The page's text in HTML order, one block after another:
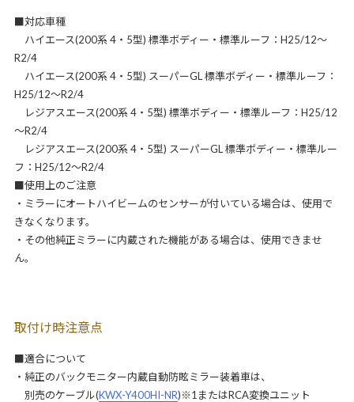
■対応車種
ハイエース(200系 4・5型) 標準ボディー・標準ルーフ：H25/12～
R2/4
ハイエース(200系 4・5型) スーパーGL 標準ボディー・標準ルーフ：
H25/12～R2/4
レジアスエース(200系 4・5型) 標準ボディー・標準ルーフ：H25/12
～R2/4
レジアスエース(200系 4・5型) スーパーGL 標準ボディー・標準ルー
フ：H25/12～R2/4
■使用上のご注意
・ミラーにオートハイビームのセンサーが付いている場合は、使用で
きなくなります。
・その他純正ミラーに内蔵された機能がある場合は、使用できませ
ん。
取付け時注意点
■適合について
・純正のバックモニター内蔵自動防眩ミラー装着車は、
別売のケーブル(KWX-Y400HI-NR)※1またはRCA変換ユニット